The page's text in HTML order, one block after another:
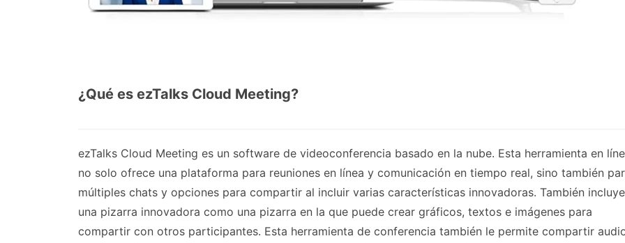
¿Qué es ezTalks Cloud Meeting?
ezTalks Cloud Meeting es un software de videoconferencia basado en la nube. Esta herramienta en
no solo ofrece una plataforma para reuniones en línea y comunicación en tiempo real, sino también
múltiples chats y opciones para compartir al incluir varias características innovadoras. También incluye
una pizarra innovadora como una pizarra en la que puede crear gráficos, textos e imágenes para
compartir con otros participantes. Esta herramienta de conferencia también le permite compartir